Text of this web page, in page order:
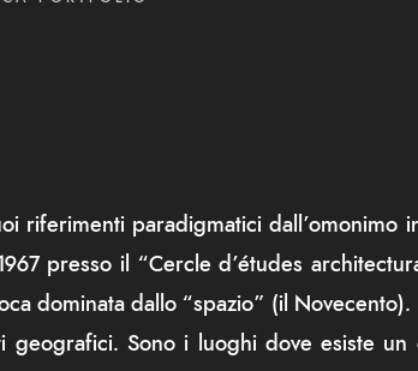
riferimenti paradigmatici dall’omonimo
presso il “Cercle d’études
dominata dallo “spazio” (il
Sono i luoghi dove esiste un